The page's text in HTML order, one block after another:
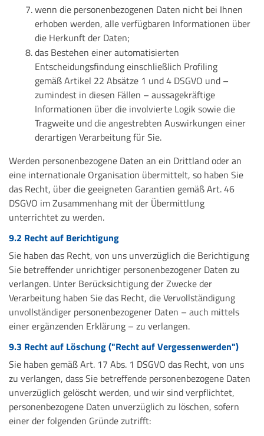
wenn die personenbezogenen Daten nicht bei Ihnen
erhoben werden, alle verfügbaren Informationen über
die Herkunft der Daten;
das Bestehen einer automatisierten
Entscheidungsfindung einschließlich Profiling
gemäß Artikel 22 Absätze 1 und 4 DSGVO und –
zumindest in diesen Fällen – aussagekräftige
Informationen über die involvierte Logik sowie die
Tragweite und die angestrebten Auswirkungen einer
derartigen Verarbeitung für Sie.
Werden personenbezogene Daten an ein Drittland oder an
eine internationale Organisation übermittelt, so haben Sie
das Recht, über die geeigneten Garantien gemäß Art. 46
DSGVO im Zusammenhang mit der Übermittlung
unterrichtet zu werden.
9.2 Recht auf Berichtigung
Sie haben das Recht, von uns unverzüglich die Berichtigung
Sie betreffender unrichtiger personenbezogener Daten zu
verlangen. Unter Berücksichtigung der Zwecke der
Verarbeitung haben Sie das Recht, die Vervollständigung
unvollständiger personenbezogener Daten – auch mittels
einer ergänzenden Erklärung – zu verlangen.
9.3 Recht auf Löschung ("Recht auf Vergessenwerden")
Sie haben gemäß Art. 17 Abs. 1 DSGVO das Recht, von uns
zu verlangen, dass Sie betreffende personenbezogene Daten
unverzüglich gelöscht werden, und wir sind verpflichtet,
personenbezogene Daten unverzüglich zu löschen, sofern
einer der folgenden Gründe zutrifft: